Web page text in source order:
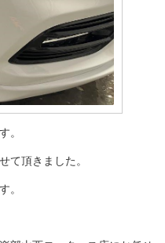
。
頂きました。
。